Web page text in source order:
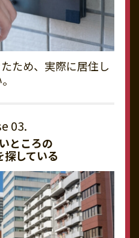
ため、実際に居住し
ところの
探している